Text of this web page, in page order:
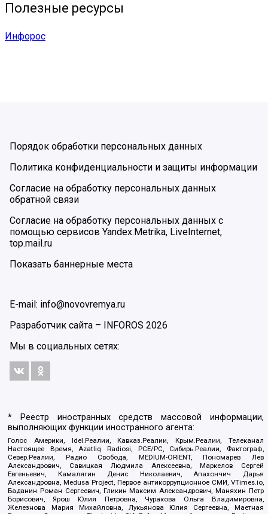
Полезные ресурсы
Инфорос
Порядок обработки персональных данных
Политика конфиденциальности и защиты информации
Согласие на обработку персональных данных
обратной связи
Согласие на обработку персональных данных с
помощью сервисов Yandex.Metrika, LiveInternet,
top.mail.ru
Показать баннерные места
E-mail: info@novovremya.ru
Разработчик сайта – INFOROS 2026
Мы в социальных сетях:
* Реестр иностранных средств массовой информации,
выполняющих функции иностранного агента:
Голос Америки, Idel.Реалии, Кавказ.Реалии, Крым.Реалии, Телеканал
Настоящее Время, Azatliq Radiosi, PCE/PC, Сибирь.Реалии, Фактограф,
Север.Реалии, Радио Свобода, MEDIUM-ORIENT, Пономарев Лев
Александрович, Савицкая Людмила Алексеевна, Маркелов Сергей
Евгеньевич, Камалягин Денис Николаевич, Апахончич Дарья
Александровна, Medusa Project, Первое антикоррупционное СМИ, VTimes.io,
Баданин Роман Сергеевич, Гликин Максим Александрович, Маняхин Петр
Борисович, Ярош Юлия Петровна, Чуракова Ольга Владимировна,
Железнова Мария Михайловна, Лукьянова Юлия Сергеевна, Маетная